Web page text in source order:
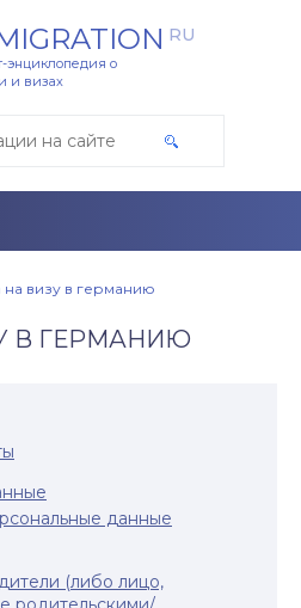
RU
энциклопедия о
и визах
на визу в германию
В ГЕРМАНИЮ
данные
(либо лицо,